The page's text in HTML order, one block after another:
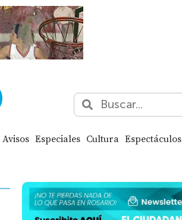
Avisos Especiales Cultura Espectáculos